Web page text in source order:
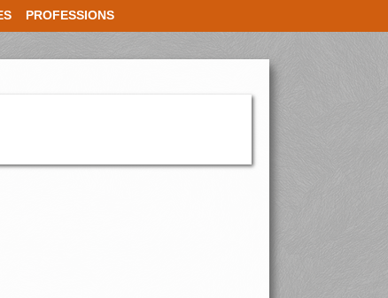
PROFESSIONS